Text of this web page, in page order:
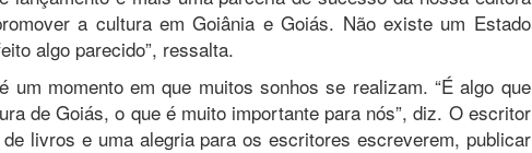
a cultura em Goiânia e Goiás. Não existe um Estado
algo parecido”, ressalta.
momento em que muitos sonhos se realizam. “É algo que
de Goiás, o que é muito importante para nós”, diz. O escritor
livros e uma alegria para os escritores escreverem, publicar